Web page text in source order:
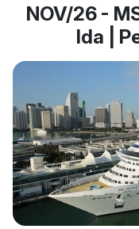
NOV/26 -
Ida |